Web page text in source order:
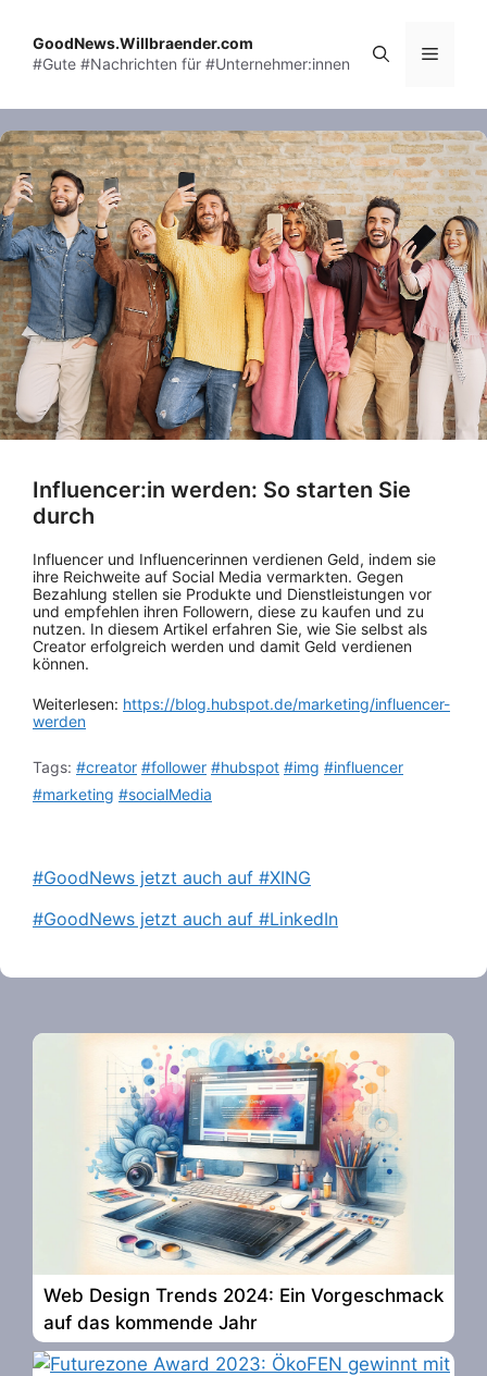
content
GoodNews.Willbraender.com
#Gute #Nachrichten für #Unternehmer:innen
Menu
Influencer:in werden: So starten Sie
durch
Influencer und Influencerinnen verdienen Geld, indem sie
ihre Reichweite auf Social Media vermarkten. Gegen
Bezahlung stellen sie Produkte und Dienstleistungen vor
und empfehlen ihren Followern, diese zu kaufen und zu
nutzen. In diesem Artikel erfahren Sie, wie Sie selbst als
Creator erfolgreich werden und damit Geld verdienen
können.
Weiterlesen: https://blog.hubspot.de/marketing/influencer-
werden
Tags: #creator #follower #hubspot #img #influencer
#marketing #socialMedia
#GoodNews jetzt auch auf #XING
#GoodNews jetzt auch auf #LinkedIn
Web Design Trends 2024: Ein Vorgeschmack
auf das kommende Jahr